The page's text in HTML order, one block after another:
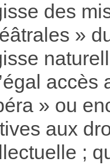
des
»
accès
» ou
aux
;